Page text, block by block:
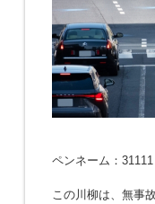
ペンネーム：
この川柳は、無事